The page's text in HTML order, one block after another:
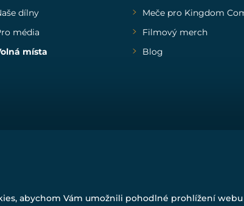
dílny
média
místa
Meče pro Kingdom
Filmový merch
Blog
Powered bySimplia.cz, protected by
abychom Vám umožnili pohodlné prohlížení